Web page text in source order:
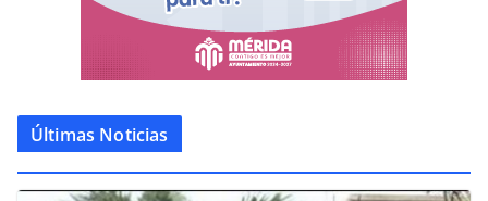
Últimas Noticias